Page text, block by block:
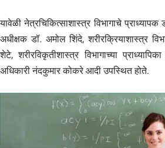
यावेळी नेत्रचिकित्साशास्त्र विभागाचे
अधीक्षक डॉ. अमोल शिंदे, शरीरक्रियाशास्त्र
शेटे, शरीरविकृतीशास्त्र विभागाच्या
अधिकारी नंदकुमार कोकरे आदी उपस्थित होते.